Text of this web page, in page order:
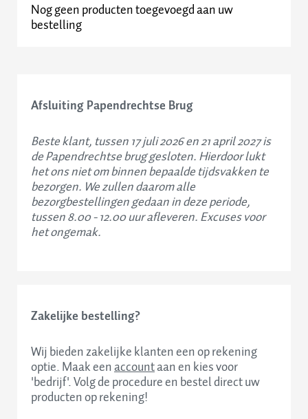
Nog geen producten toegevoegd aan uw
bestelling
Afsluiting Papendrechtse Brug
Beste klant, tussen 17 juli 2026 en 21 april 2027 is
de Papendrechtse brug gesloten. Hierdoor lukt
het ons niet om binnen bepaalde tijdsvakken te
bezorgen. We zullen daarom alle
bezorgbestellingen gedaan in deze periode,
tussen 8.00 - 12.00 uur afleveren. Excuses voor
het ongemak.
Zakelijke bestelling?
Wij bieden zakelijke klanten een op rekening
optie. Maak eenaccountaan en kies voor
'bedrijf'. Volg de procedure en bestel direct uw
producten op rekening!